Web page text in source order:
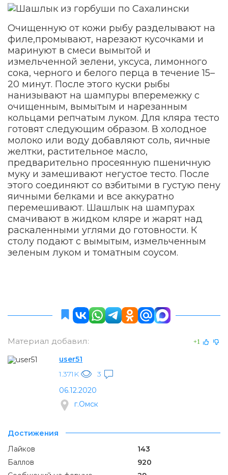
Очищенную от кожи рыбу разделывают на
филе,промывают, нарезают кусочками и
маринуют в смеси вымытой и
измельченной зелени, уксуса, лимонного
сока, черного и белого перца в течение 15–
20 минут. После этого куски рыбы
нанизывают на шампуры вперемежку с
очищенным, вымытым и нарезанным
кольцами репчатым луком. Для кляра тесто
готовят следующим образом. В холодное
молоко или воду добавляют соль, яичные
желтки, растительное масло,
предварительно просеянную пшеничную
муку и замешивают негустое тесто. После
этого соединяют со взбитыми в густую пену
яичными белками и все аккуратно
перемешивают. Шашлык на шампурах
смачивают в жидком кляре и жарят над
раскаленными углями до готовности. К
столу подают с вымытым, измельченным
зеленым луком и томатным соусом.
Материал добавил: +1
user51
1.371K
3
06.12.2020
г.Омск
Достижения
Лайков
143
Баллов
920